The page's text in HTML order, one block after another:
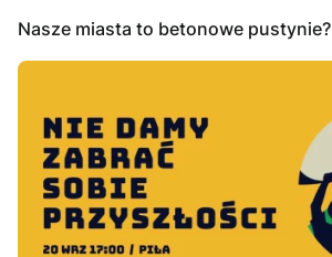
Nasze miasta to betonowe pustynie?